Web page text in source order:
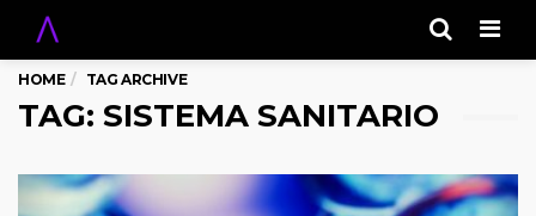
HOME TAG ARCHIVE
TAG: SISTEMA SANITARIO